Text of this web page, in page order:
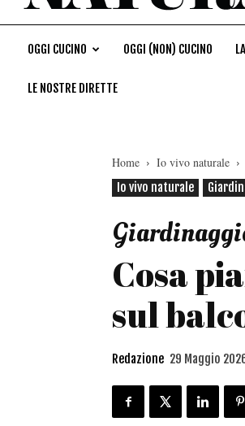
OGGI CUCINO OGGI (NON) CUCINO
LE NOSTRE DIRETTE
Home Io vivo naturale
Io vivo naturale
Cosa
sul
Redazione 29 Maggio